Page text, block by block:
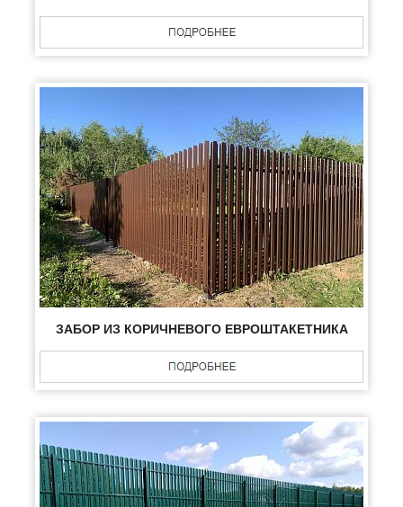
ЗАБОР ИЗ КОРИЧНЕВОГО ЕВРОШТАКЕТНИКА